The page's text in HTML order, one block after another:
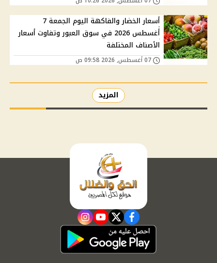
أسعار الخضار والفاكهة اليوم الجمعة 7
أغسطس 2026 في سوق العبور وتفاوت أسعار
الأصناف المختلفة
المزيد
facebook
twitter
youtube
instagram